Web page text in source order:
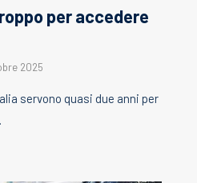
per accedere
2025
servono quasi due anni per